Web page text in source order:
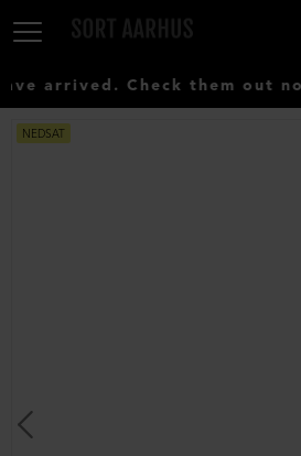
arrived. Check them out now
NEDSAT